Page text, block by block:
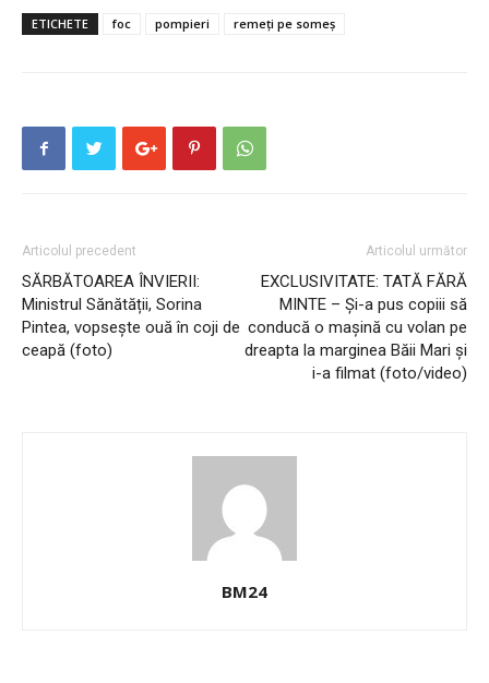
ETICHETE foc pompieri remeți pe someș
Articolul precedent
SĂRBĂTOAREA ÎNVIERII:
Ministrul Sănătății, Sorina
Pintea, vopsește ouă în coji de
ceapă (foto)
Articolul următor
EXCLUSIVITATE: TATĂ FĂRĂ
MINTE – Și-a pus copiii să
conducă o mașină cu volan pe
dreapta la marginea Băii Mari și
i-a filmat (foto/video)
BM24